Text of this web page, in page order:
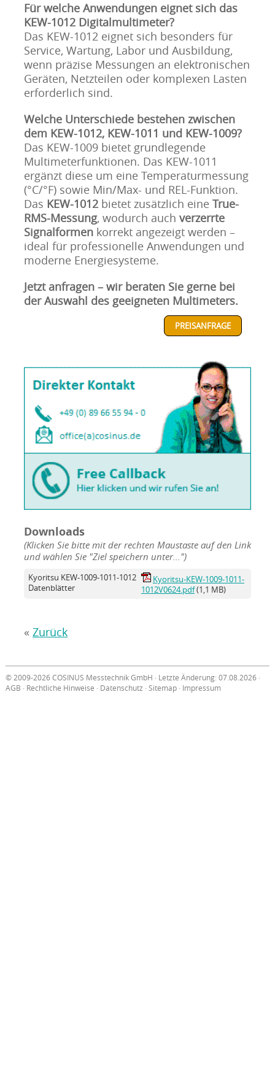
Für welche Anwendungen eignet sich das
KEW-1012 Digitalmultimeter?
Das KEW-1012 eignet sich besonders für
Service, Wartung, Labor und Ausbildung,
wenn präzise Messungen an elektronischen
Geräten, Netzteilen oder komplexen Lasten
erforderlich sind.
Welche Unterschiede bestehen zwischen
dem KEW-1012, KEW-1011 und KEW-1009?
Das KEW-1009 bietet grundlegende
Multimeterfunktionen. Das KEW-1011
ergänzt diese um eine Temperaturmessung
(°C/°F) sowie Min/Max- und REL-Funktion.
Das KEW-1012bietet zusätzlich eine True-
RMS-Messung, wodurch auch verzerrte
Signalformenkorrekt angezeigt werden –
ideal für professionelle Anwendungen und
moderne Energiesysteme.
Jetzt anfragen – wir beraten Sie gerne bei
der Auswahl des geeigneten Multimeters.
PREISANFRAGE
Downloads
(Klicken Sie bitte mit der rechten Maustaste auf den Link
und wählen Sie "Ziel speichern unter...")
Kyoritsu KEW-1009-1011-1012
Datenblätter
Kyoritsu-KEW-1009-1011-
1012V0624.pdf(1,1 MB)
« Zurück
© 2009-2026 COSINUS Messtechnik GmbH · Letzte Änderung: 07.08.2026 ·
AGB · Rechtliche Hinweise · Datenschutz · Sitemap· Impressum